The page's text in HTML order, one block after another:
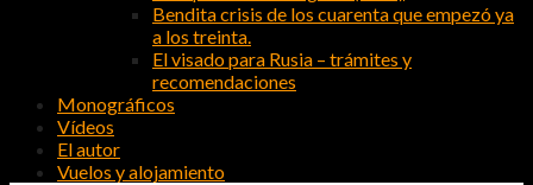
Bendita crisis de los cuarenta que empezó ya
a los treinta.
El visado para Rusia – trámites y
recomendaciones
Monográficos
Vídeos
El autor
Vuelos y alojamiento